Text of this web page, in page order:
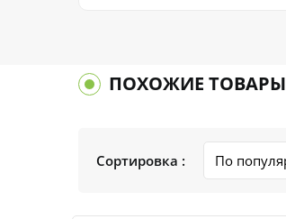
ПОХОЖИЕ ТОВАРЫ
Сортировка :